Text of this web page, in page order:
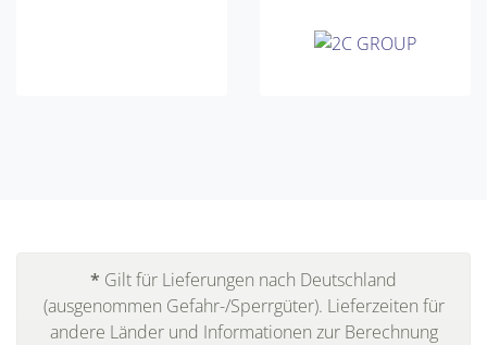
* Gilt für Lieferungen nach Deutschland
(ausgenommen Gefahr-/Sperrgüter). Lieferzeiten für
andere Länder und Informationen zur Berechnung